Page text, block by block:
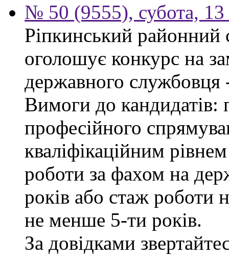
№ 50 (9555), субота, 13
Ріпкинський районний
оголошує конкурс на
державного службовця
Вимоги до кандидатів:
професійного
кваліфікаційним
роботи за фахом на
років або стаж роботи
не менше 5-ти років.
За довідками